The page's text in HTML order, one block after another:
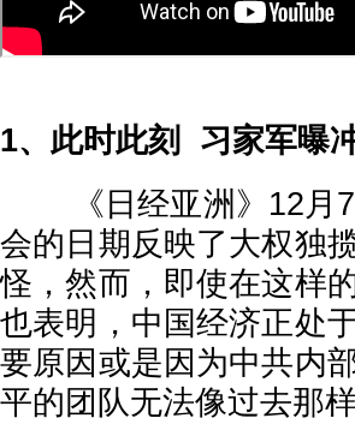
1、此时此刻 习家军曝
《日经亚洲》12月7
会的日期反映了大权独
怪，然而，即使在这样
也表明，中国经济正处
要原因或是因为中共内
平的团队无法像过去那